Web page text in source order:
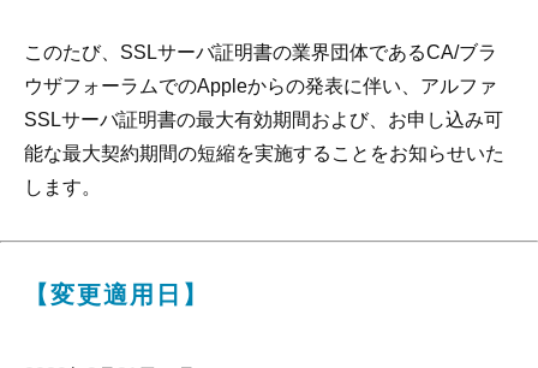
このたび、SSLサーバ証明書の業界団体であるCA/ブラ
ウザフォーラムでのAppleからの発表に伴い、アルファ
SSLサーバ証明書の最大有効期間および、お申し込み可
能な最大契約期間の短縮を実施することをお知らせいた
します。
【変更適用日】